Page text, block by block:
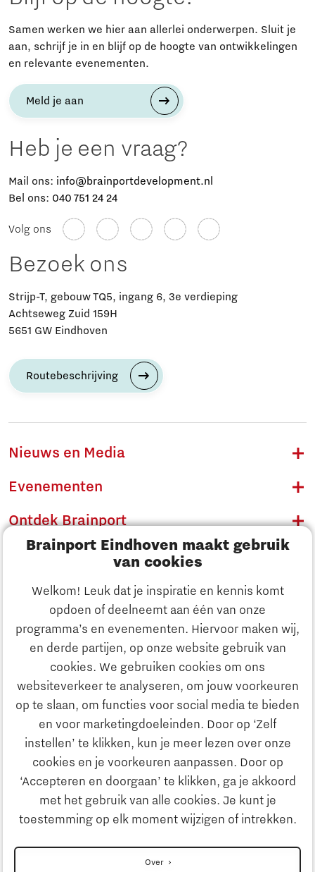
Brainport Eindhoven maakt gebruik
van cookies
Welkom! Leuk dat je inspiratie en kennis komt
opdoen of deelneemt aan één van onze
programma’s en evenementen. Hiervoor maken wij,
en derde partijen, op onze website gebruik van
cookies. We gebruiken cookies om ons
websiteverkeer te analyseren, om jouw voorkeuren
op te slaan, om functies voor social media te bieden
en voor marketingdoeleinden. Door op ‘Zelf
instellen’ te klikken, kun je meer lezen over onze
cookies en je voorkeuren aanpassen. Door op
‘Accepteren en doorgaan’ te klikken, ga je akkoord
met het gebruik van alle cookies. Je kunt je
toestemming op elk moment wijzigen of intrekken.
Over
Ontdek Brainport
Innovatie
Ondernemen
Onderwijs
Samen werken we hier aan allerlei onderwerpen. Sluit je
aan, schrijf je in en blijf op de hoogte van ontwikkelingen
en relevante evenementen.
Meld je aan
Heb je een vraag?
Mail ons: info@brainportdevelopment.nl
Bel ons: 040 751 24 24
Volg ons
Bezoek ons
Strijp-T, gebouw TQ5, ingang 6, 3e verdieping
Achtseweg Zuid 159H
5651 GW Eindhoven
Routebeschrijving
Nieuws en Media
Evenementen
Ontdek Brainport
Innovatie
Ondernemen
Onderwijs
Maatschappelijk
Strategie & Organisatie
Zoeken
Contact
Naar internationale website